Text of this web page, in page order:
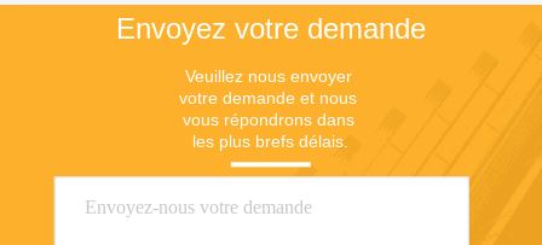
Envoyez votre demande
Veuillez nous envoyer
votre demande et nous
vous répondrons dans
les plus brefs délais.